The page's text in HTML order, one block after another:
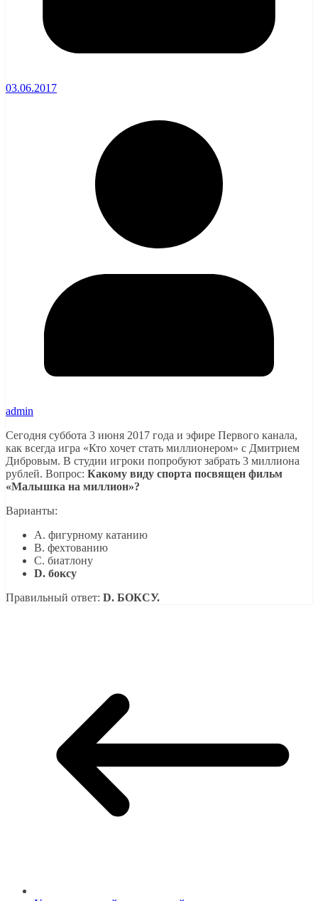
03.06.2017
admin
Сегодня суббота 3 июня 2017 года и эфире Первого канала,
как всегда игра «Кто хочет стать миллионером» с Дмитрием
Дибровым. В студии игроки попробуют забрать 3 миллиона
рублей. Вопрос: Какому виду спорта посвящен фильм
«Малышка на миллион»?
Варианты:
A. фигурному катанию
B. фехтованию
C. биатлону
D. боксу
Правильный ответ: D. БОКСУ.